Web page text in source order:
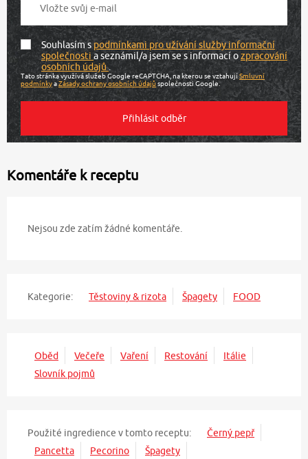
Souhlasím spodmínkami pro užívání služby informační
společnostia seznámil/a jsem se s informací ozpracování
osobních údajů.
Tato stránka využívá služeb Google reCAPTCHA, na kterou se vztahujíSmluvní
podmínkyaZásady ochrany osobních údajůspolečnosti Google.
Komentáře k receptu
Nejsou zde zatím žádné komentáře.
Kategorie: Těstoviny & rizota Špagety FOOD
Oběd Večeře Vaření Restování
Itálie
Slovník pojmů
Použité ingredience v tomto receptu:
Černý pepř
Pancetta
Pecorino Špagety